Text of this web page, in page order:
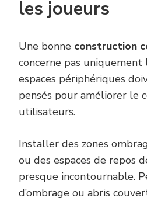
les joueurs
Une bonne construction
concerne pas uniquement
espaces périphériques
pensés pour améliorer le
utilisateurs.
Installer des zones
ou des espaces de repos
presque incontournable.
d’ombrage ou abris